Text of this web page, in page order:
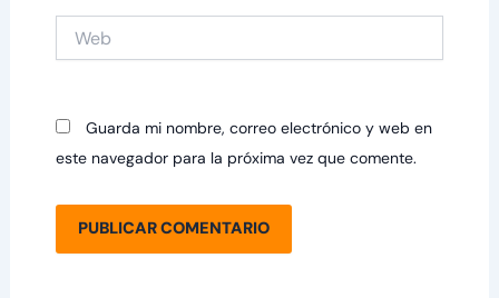
Guarda mi nombre, correo electrónico y web en
este navegador para la próxima vez que comente.